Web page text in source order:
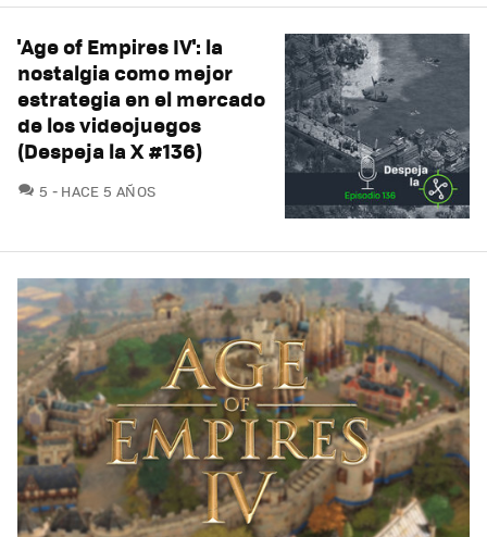
'Age of Empires IV': la
nostalgia como mejor
estrategia en el mercado
de los videojuegos
(Despeja la X #136)
5 COMENTARIOS
HACE 5 AÑOS